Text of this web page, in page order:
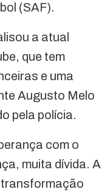
(SAF).
a atual
que tem
e uma
Augusto Melo
pela polícia.
com o
muita dívida. A
transformação